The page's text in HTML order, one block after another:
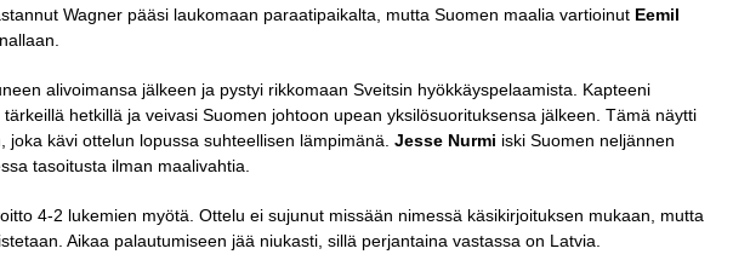
Wagner pääsi laukomaan paraatipaikalta, mutta Suomen maalia vartioinut Eemil
alivoimansa jälkeen ja pystyi rikkomaan Sveitsin hyökkäyspelaamista. Kapteeni
hetkillä ja veivasi Suomen johtoon upean yksilösuorituksensa jälkeen. Tämä näytti
joka kävi ottelun lopussa suhteellisen lämpimänä. Jesse Nurmi iski Suomen neljännen
tasoitusta ilman maalivahtia.
4-2 lukemien myötä. Ottelu ei sujunut missään nimessä käsikirjoituksen mukaan, mutta
Aikaa palautumiseen jää niukasti, sillä perjantaina vastassa on Latvia.